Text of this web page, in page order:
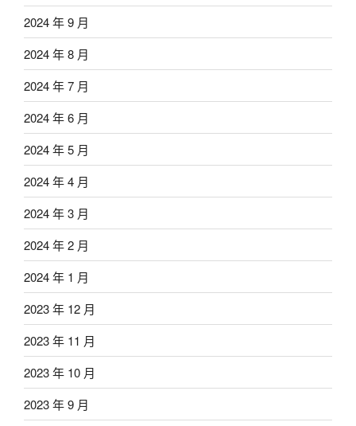
2024 年 9 月
2024 年 8 月
2024 年 7 月
2024 年 6 月
2024 年 5 月
2024 年 4 月
2024 年 3 月
2024 年 2 月
2024 年 1 月
2023 年 12 月
2023 年 11 月
2023 年 10 月
2023 年 9 月